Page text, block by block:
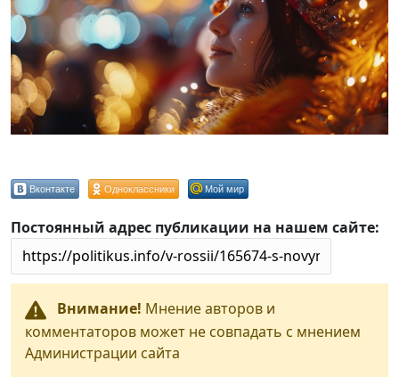
Вконтакте Одноклассники Мой мир
Постоянный адрес публикации на нашем сайте:
Внимание! Мнение авторов и
комментаторов может не совпадать с мнением
Администрации сайта